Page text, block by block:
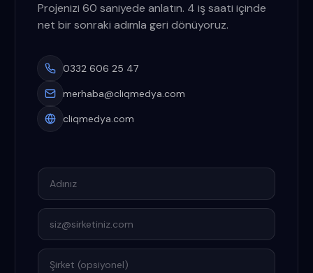
Projenizi 60 saniyede anlatın. 4 iş saati içinde
net bir sonraki adımla geri dönüyoruz.
0332 606 25 47
merhaba@cliqmedya.com
cliqmedya.com
Adınız
E-posta
Şirket